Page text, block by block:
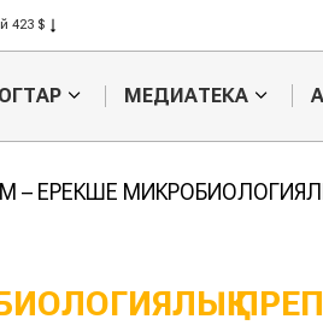
423 $
408 $
МЕДИАТЕКА
– ЕРЕКШЕ